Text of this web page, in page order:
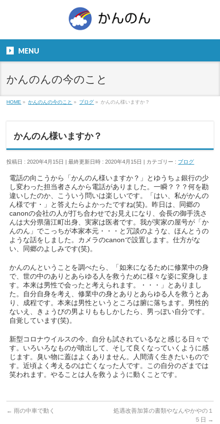
９：００～１８：００
MENU
かんのんの今のこと
HOME » かんのんの今のこと » ブログ » かんのん様いますか？
かんのん様いますか？
投稿日 : 2020年4月15日 最終更新日時 : 2020年4月15日 カテゴリー : ブログ
電話の向こうから「かんのん様いますか？」とゆうちょ銀行の少
し変わった担当者さんから電話がありました。一瞬？？？何を勘
違いしたのか、こういう問いは楽しいです。「はい、私がかんの
ん様です・」と答えたらよかったですね(笑)。昨日は、同郷の
canonの会社の人が打ち合わせでお見えになり、会長の御手洗さ
んは大分県蒲江町出身、実家は医者です。我が実家の屋号が「か
んのん」でこっちが本家本元・・・と冗談のような、ほんとうの
ような話をしました。カメラのcanonで設置します。仕方がな
い、同郷のよしみです(笑)。
かんのんということを調べたら、「如来になるために修業中の身
で、世の中のありとあらゆる人を救うために様々な姿に変身しま
す。本来は男性で会ったと考えられます。・・・」とありまし
た。自分自身を考え、修業中の身とありとあらゆる人を救うとあ
り、成程です。本来は男性というところは腑に落ちます。男性的
ないえ、きょうびの男よりももしかしたら、男っぽい自分です。
自覚しています(笑)。
新型コロナウイルスの今、自分も試されているなと感じる日々で
す。いろいろなものが噴出して、そして良くなっていくように感
じます。臭い物に蓋はよくありません。人間清く生きたいもので
す。近頃よく考えるのは亡くなった人です。この自分のざまでは
笑われます。やることは人を救うように動くことです。
← 雨の中車で動く
処遇改善加算の書類やなんやかやの１
５日 →